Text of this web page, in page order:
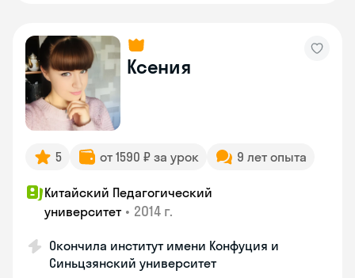
Ксения
5 от 1590 ₽ за урок 9 лет опыта
Китайский Педагогический
университет • 2014 г.
Окончила институт имени Конфуция и
Синьцзянский университет